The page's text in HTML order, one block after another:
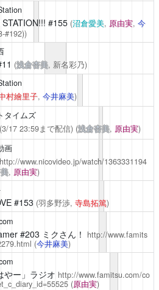
#155 (沼倉愛美, 原由実, 今
#192))
(浅倉杏美, 新名彩乃)
村繪里子, 今井麻美)
タイムズ
(3/17 23:59まで配信) (浅倉杏美, 原由実)
画
http://www.nicovideo.jp/watch/1363331194
, 原由実)
#153 (羽多野渉, 寺島拓篤)
#203 ミクさん！
http://www.famits
(今井麻美)
やー」ラジオ http://www.famitsu.com/co
(原由実)